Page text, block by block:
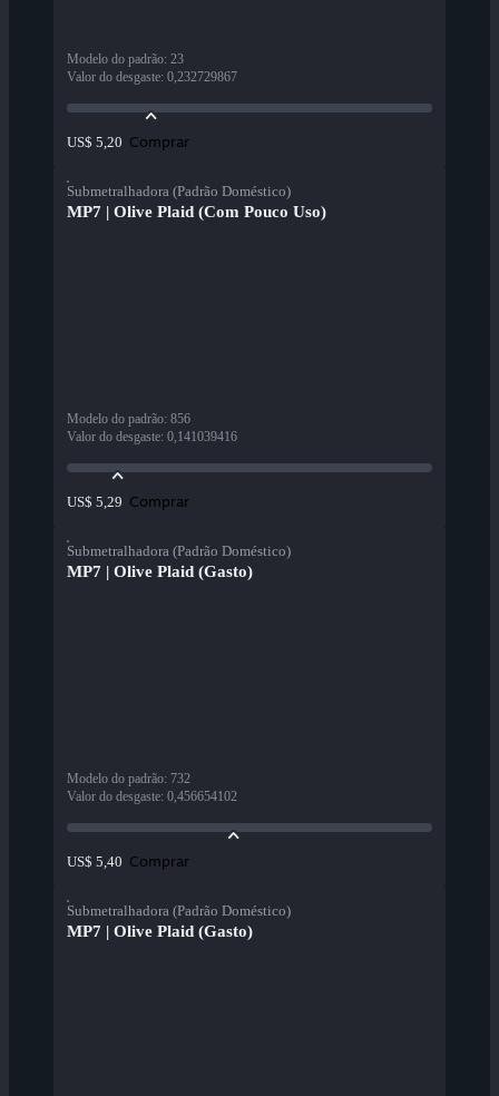
Modelo do padrão: 23
Valor do desgaste: 0,232729867
US$ 5,20 Comprar
Submetralhadora (Padrão Doméstico)
MP7 | Olive Plaid (Com Pouco Uso)
Modelo do padrão: 856
Valor do desgaste: 0,141039416
US$ 5,29 Comprar
Submetralhadora (Padrão Doméstico)
MP7 | Olive Plaid (Gasto)
Modelo do padrão: 732
Valor do desgaste: 0,456654102
US$ 5,40 Comprar
Submetralhadora (Padrão Doméstico)
MP7 | Olive Plaid (Gasto)